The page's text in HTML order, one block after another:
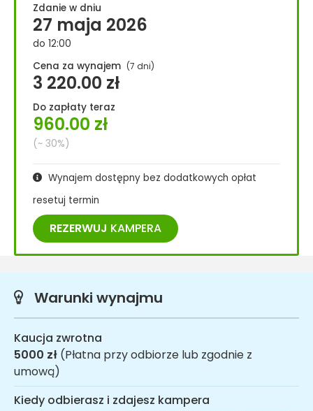
Zdanie w dniu
27 maja 2026
do 12:00
Cena za wynajem (7 dni)
3 220.00 zł
Do zapłaty teraz
960.00 zł
(~ 30%)
Wynajem dostępny bez dodatkowych opłat
resetuj termin
REZERWUJ KAMPERA
Warunki wynajmu
Kaucja zwrotna
5000 zł (Płatna przy odbiorze lub zgodnie z
umową)
Kiedy odbierasz i zdajesz kampera